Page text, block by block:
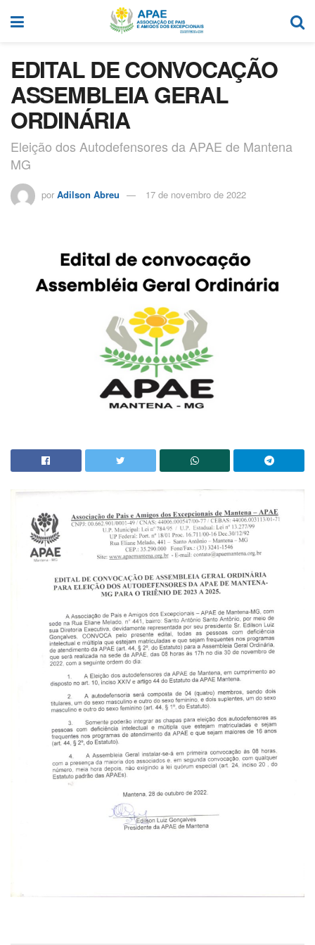
EDITAL DE CONVOCAÇÃO
ASSEMBLEIA GERAL
ORDINÁRIA
Eleição dos Autodefensores da APAE de Mantena
MG
por Adilson Abreu 17 de novembro de 2022